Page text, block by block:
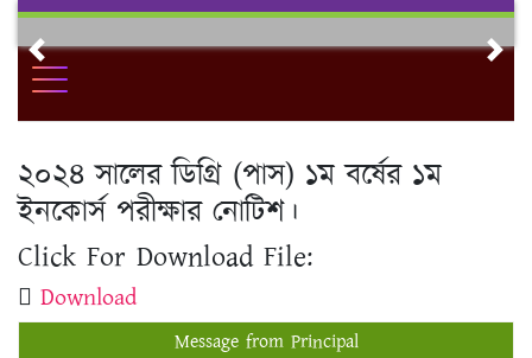
Skip
contentPrevious
২০২৪ সালের ডিগ্রি (পাস) ১ম বর্ষের ১ম
ইনকোর্স পরীক্ষার নোটিশ।
Click For Download File:
Download
Message from Principal